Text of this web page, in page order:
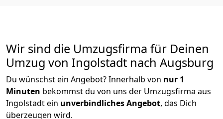
Wir sind die Umzugsfirma für Deinen
Umzug von Ingolstadt nach Augsburg
Du wünschst ein Angebot? Innerhalb von nur 1
Minuten bekommst du von uns der Umzugsfirma aus
Ingolstadt ein unverbindliches Angebot, das Dich
überzeugen wird.